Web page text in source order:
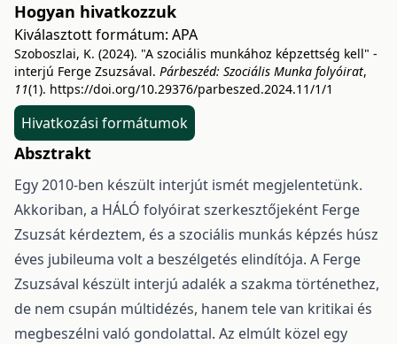
Hogyan hivatkozzuk
Kiválasztott formátum: APA
Szoboszlai, K. (2024). "A szociális munkához képzettség kell" -
interjú Ferge Zsuzsával. Párbeszéd: Szociális Munka folyóirat,
11(1). https://doi.org/10.29376/parbeszed.2024.11/1/1
Hivatkozási formátumok
Absztrakt
Egy 2010-ben készült interjút ismét megjelentetünk.
Akkoriban, a HÁLÓ folyóirat szerkesztőjeként Ferge
Zsuzsát kérdeztem, és a szociális munkás képzés húsz
éves jubileuma volt a beszélgetés elindítója. A Ferge
Zsuzsával készült interjú adalék a szakma történethez,
de nem csupán múltidézés, hanem tele van kritikai és
megbeszélni való gondolattal. Az elmúlt közel egy